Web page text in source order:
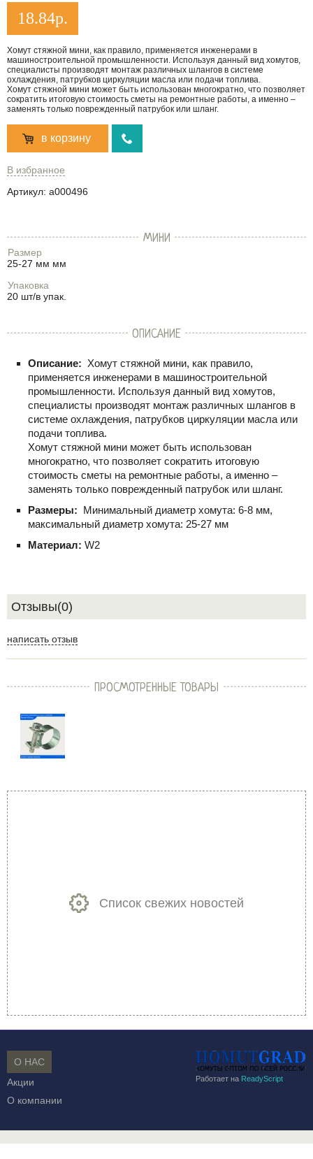
18.84р.
Хомут стяжной мини, как правило, применяется инженерами в
машиностроительной промышленности. Используя данный вид хомутов,
специалисты производят монтаж различных шлангов в системе
охлаждения, патрубков циркуляции масла или подачи топлива.
Хомут стяжной мини может быть использован многократно, что позволяет
сократить итоговую стоимость сметы на ремонтные работы, а именно –
заменять только поврежденный патрубок или шланг.
в корзину
В избранное
Артикул: a000496
МИНИ
Размер
25-27 мм мм
Упаковка
20 шт/в упак.
ОПИСАНИЕ
Описание: Хомут стяжной мини, как правило,
применяется инженерами в машиностроительной
промышленности. Используя данный вид хомутов,
специалисты производят монтаж различных шлангов в
системе охлаждения, патрубков циркуляции масла или
подачи топлива.
Хомут стяжной мини может быть использован
многократно, что позволяет сократить итоговую
стоимость сметы на ремонтные работы, а именно –
заменять только поврежденный патрубок или шланг.
Размеры: Минимальный диаметр хомута: 6-8 мм,
максимальный диаметр хомута: 25-27 мм
Материал: W2
Отзывы(0)
написать отзыв
ПРОСМОТРЕННЫЕ ТОВАРЫ
Список свежих новостей
Работает на ReadyScript
О НАС
Акции
О компании